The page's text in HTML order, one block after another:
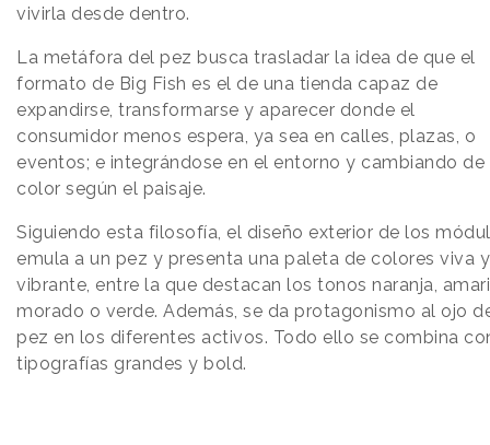
vivirla desde dentro.
La metáfora del pez busca trasladar la idea de que el
formato de Big Fish es el de una tienda capaz de
expandirse, transformarse y aparecer donde el
consumidor menos espera, ya sea en calles, plazas, o
eventos; e integrándose en el entorno y cambiando de
color según el paisaje.
Siguiendo esta filosofía, el diseño exterior de los
emula a un pez y presenta una paleta de colores viva y
vibrante, entre la que destacan los tonos naranja,
morado o verde. Además, se da protagonismo al ojo
pez en los diferentes activos. Todo ello se combina
tipografías grandes y bold.